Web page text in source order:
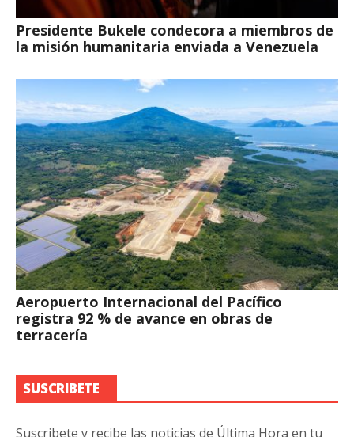
Presidente Bukele condecora a miembros de
la misión humanitaria enviada a Venezuela
Aeropuerto Internacional del Pacífico
registra 92 % de avance en obras de
terracería
SUSCRIBETE
Suscribete y recibe las noticias de Última Hora en tu